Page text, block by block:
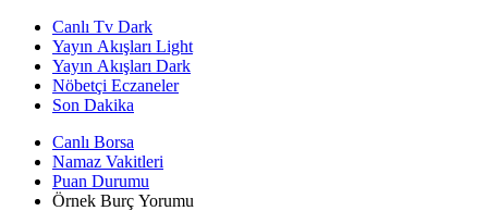
Canlı Tv Dark
Yayın Akışları Light
Yayın Akışları Dark
Nöbetçi Eczaneler
Son Dakika
Canlı Borsa
Namaz Vakitleri
Puan Durumu
Örnek Burç Yorumu